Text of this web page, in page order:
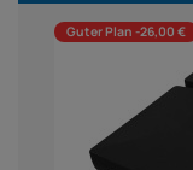
Guter Plan -26,00 €